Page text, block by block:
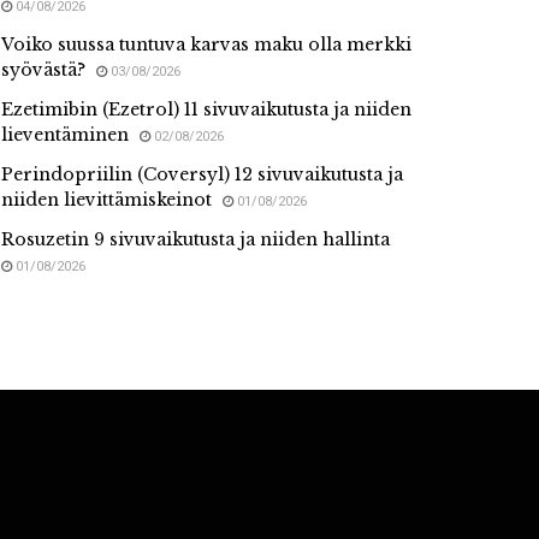
04/08/2026
Voiko suussa tuntuva karvas maku olla merkki
syövästä?
03/08/2026
Ezetimibin (Ezetrol) 11 sivuvaikutusta ja niiden
lieventäminen
02/08/2026
Perindopriilin (Coversyl) 12 sivuvaikutusta ja
niiden lievittämiskeinot
01/08/2026
Rosuzetin 9 sivuvaikutusta ja niiden hallinta
01/08/2026